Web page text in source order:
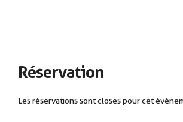
Réservation
Les réservations sont closes pour cet